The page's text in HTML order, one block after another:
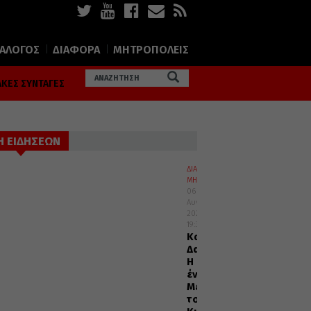
ΔΙΑΦΟΡΑ ΜΗΤΡΟΠΟΛΕΙΣ
ΣΥΝΤΑΓΕΣ
ΕΙΔΗΣΕΩΝ
ΔΙΑΛΟΓΟΣ
ΜΗΤΡΟΠΟΛΕΙΣ
06
Αυγούστου
2026
19:32
Καισαριανής
Δανιήλ:
Η
ένδοξη
Μεταμόρφωση
του